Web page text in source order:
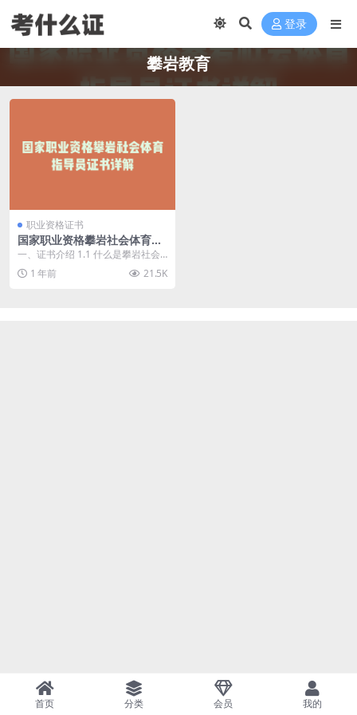
登录
攀岩教育
职业资格证书
国家职业资格攀岩社会体育指
导员证书详解
一、证书介绍 1.1 什么是攀岩社会
体育指导员证书 攀岩社会体育指导
员证书是国家...
1 年前 21.5K
首页 分类 会员 我的